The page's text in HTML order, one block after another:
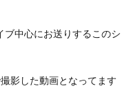
中心にお送りするこのシ
影した動画となってます